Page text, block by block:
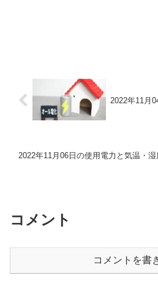
2022年11月
2022年11月06日の使用電力と気温・湿
コメント
コメントを書